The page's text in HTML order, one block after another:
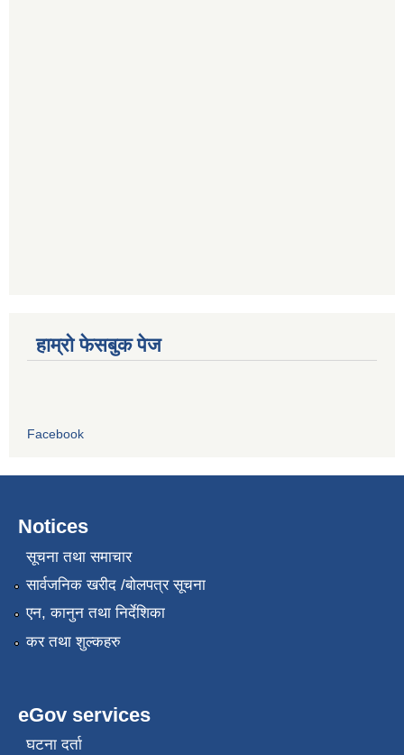
हाम्रो फेसबुक पेज
Facebook
Notices
सूचना तथा समाचार
सार्वजनिक खरीद /बोलपत्र सूचना
एन, कानुन तथा निर्देशिका
कर तथा शुल्कहरु
eGov services
घटना दर्ता